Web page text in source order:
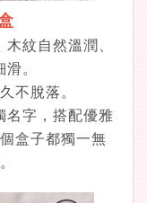
紋自然溫潤、
。
不脫落。
名字，搭配優雅
盒子都獨一無